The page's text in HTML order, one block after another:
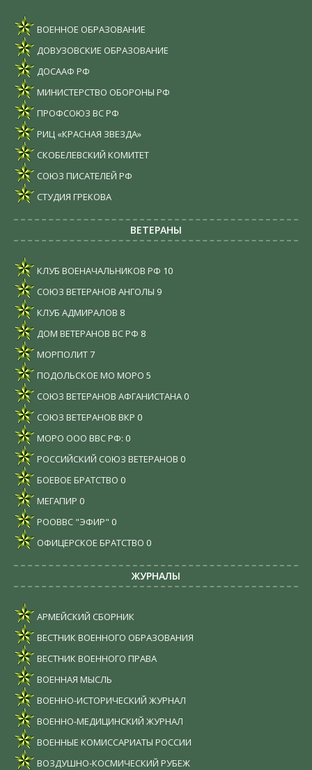
ВОЕННОЕ ОБРАЗОВАНИЕ
ДОВУЗОВСКИЕ ОБРАЗОВАНИЕ
ДОСААФ РФ
МИНИСТЕРСТВО ОБОРОНЫ РФ
ПРОФСОЮЗ ВС РФ
РИЦ «КРАСНАЯ ЗВЕЗДА»
СКОБЕЛЕВСКИЙ КОМИТЕТ
СОЮЗ ПИСАТЕЛЕЙ РФ
СТУДИЯ ГРЕКОВА
ВЕТЕРАНЫ
КЛУБ ВОЕНАЧАЛЬНИКОВ РФ 10
СОЮЗ ВЕТЕРАНОВ АНГОЛЫ 9
КЛУБ АДМИРАЛОВ 8
ДОМ ВЕТЕРАНОВ ВС РФ 8
МОРПОЛИТ7
ПОДОЛЬСКОЕ МО МОРО 5
СОЮЗ ВЕТЕРАНОВ АФГАНИСТАНА 0
СОЮЗ ВЕТЕРАНОВ ВКР 0
МОРО ООО ВВС РФ: 0
РОССИЙСКИЙ СОЮЗ ВЕТЕРАНОВ 0
БОЕВОЕ БРАТСТВО 0
МЕГАПИР 0
РООВВС "ЭФИР" 0
ОФИЦЕРСКОЕ БРАТСТВО 0
ЖУРНАЛЫ
АРМЕЙСКИЙ СБОРНИК
ВЕСТНИК ВОЕННОГО ОБРАЗОВАНИЯ
ВЕСТНИК ВОЕННОГО ПРАВА
ВОЕННАЯ МЫСЛЬ
ВОЕННО-ИСТОРИЧЕСКИЙ ЖУРНАЛ
ВОЕННО-МЕДИЦИНСКИЙ ЖУРНАЛ
ВОЕННЫЕ КОМИССАРИАТЫ РОССИИ
ВОЗДУШНО-КОСМИЧЕСКИЙ РУБЕЖ